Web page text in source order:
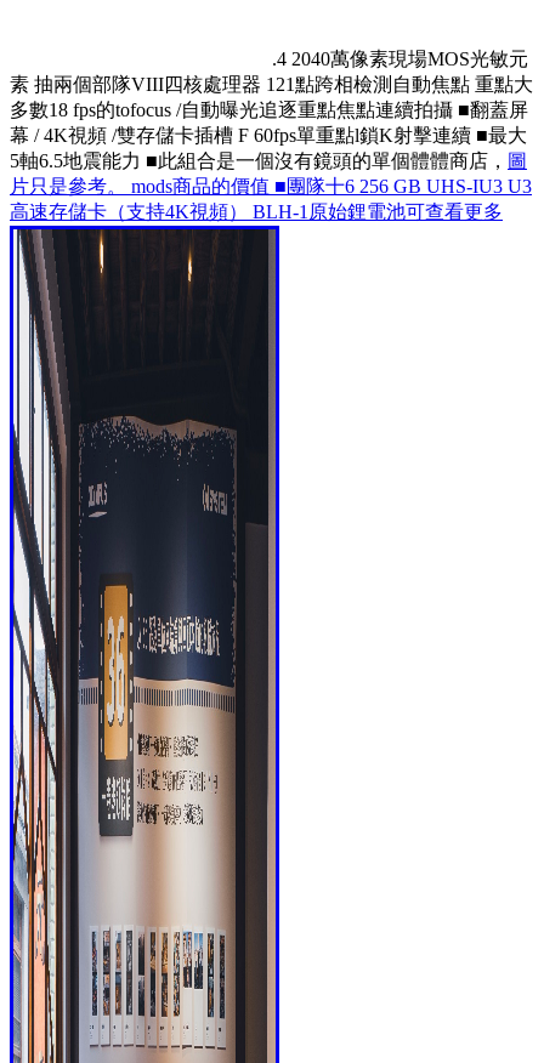
.4 2040萬像素現場MOS光敏元
素 抽兩個部隊VIII四核處理器 121點跨相檢測自動焦點 重點大
多數18 fps的tofocus /自動曝光追逐重點焦點連續拍攝 ■翻蓋屏
幕 / 4K視頻 /雙存儲卡插槽 F 60fps單重點l鎖K射擊連續 ■最大
5軸6.5地震能力 ■此組合是一個沒有鏡頭的單個體體商店， 圖
片只是參考。 mods商品的價值 ■團隊十6 256 GB UHS-IU3 U3
高速存儲卡（支持4K視頻） BLH-1原始鋰電池可查看更多